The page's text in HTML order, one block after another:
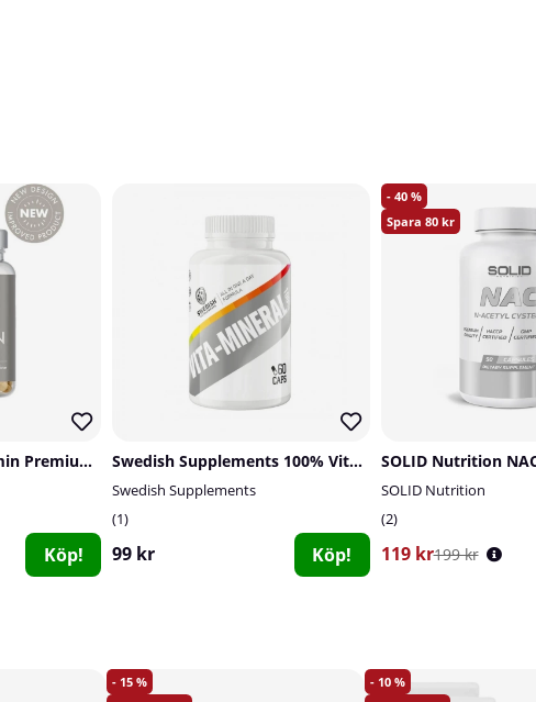
Vitaprana Multivitamin Premium, 50 caps
Köp!
Swedish Supplements 100% Vita-Mineral, 60 caps
Swedish Supplements
1
99 kr Köp!
40
80
SOLID Nutrition
SOLID Nutrition
2
119 kr199 kr
15
10